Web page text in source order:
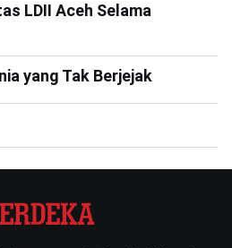
LDII Aceh Selama
yang Tak Berjejak